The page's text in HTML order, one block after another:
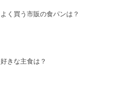
よく買う市販の食パンは？
好きな主食は？